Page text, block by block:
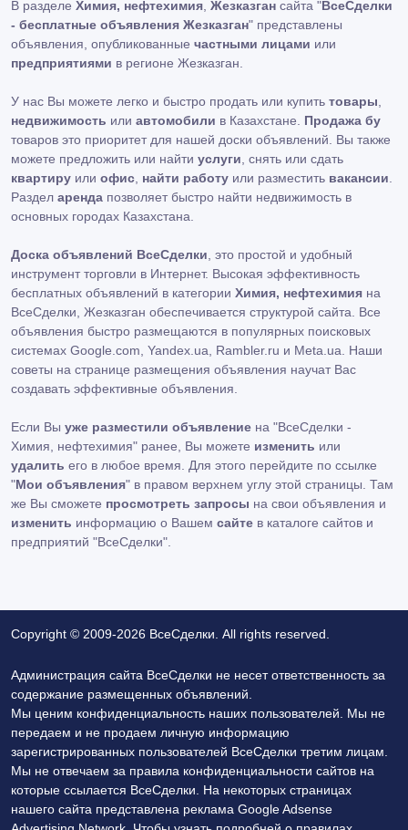
В разделе Химия, нефтехимия Жезказган сайта "ВсеСделки
- бесплатные объявления Жезказган" представлены
объявления, опубликованные частными лицами или
предприятиями в регионе Жезказган.
У нас Вы можете легко и быстро продать или купить товары
недвижимость или автомобили в Казахстане. Продажа бу
товаров это приоритет для нашей доски объявлений. Вы также
можете предложить или найти услуги , снять или сдать
квартиру или офис найти работу или разместить вакансии
Раздел аренда позволяет быстро найти недвижимость в
основных городах Казахстана.
Доска объявлений ВсеСделки , это простой и удобный
инструмент торговли в Интернет. Высокая эффективность
бесплатных объявлений в категории Химия, нефтехимия на
ВсеСделки, Жезказган обеспечивается структурой сайта. Все
объявления быстро размещаются в популярных поисковых
системах Google.com, Yandex.ua, Rambler.ru и Meta.ua. Наши
советы на странице размещения объявления научат Вас
создавать эффективные объявления.
Если Вы уже разместили объявление на "ВсеСделки -
Химия, нефтехимия" ранее, Вы можете изменить или
удалить его в любое время. Для этого перейдите по ссылке
"Мои объявления" в правом верхнем углу этой страницы. Там
же Вы сможете просмотреть запросы на свои объявления и
изменить информацию о Вашем сайте в каталоге сайтов и
предприятий "ВсеСделки".
Copyright © 2009-2026 ВсеСделки. All rights reserved.
Администрация сайта ВсеСделки не несет ответственность за
содержание размещенных объявлений.
Мы ценим конфиденциальность наших пользователей. Мы не
передаем и не продаем личную информацию
зарегистрированных пользователей ВсеСделки третим лицам.
Мы не отвечаем за правила конфиденциальности сайтов на
которые ссылается ВсеСделки. На некоторых страницах
нашего сайта представлена реклама Google Adsense